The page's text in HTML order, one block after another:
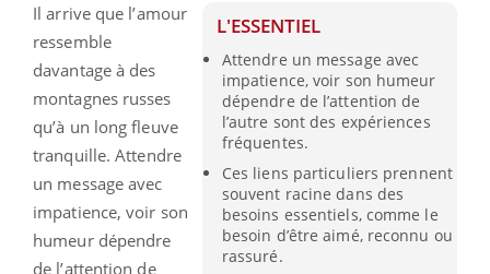
L'ESSENTIEL
Attendre un message avec
impatience, voir son humeur
dépendre de l’attention de
l’autre sont des expériences
fréquentes.
Ces liens particuliers prennent
souvent racine dans des
besoins essentiels, comme le
besoin d’être aimé, reconnu ou
rassuré.
Il arrive que l’amour
ressemble
davantage à des
montagnes russes
qu’à un long fleuve
tranquille. Attendre
un message avec
impatience, voir son
humeur dépendre
de l’attention de